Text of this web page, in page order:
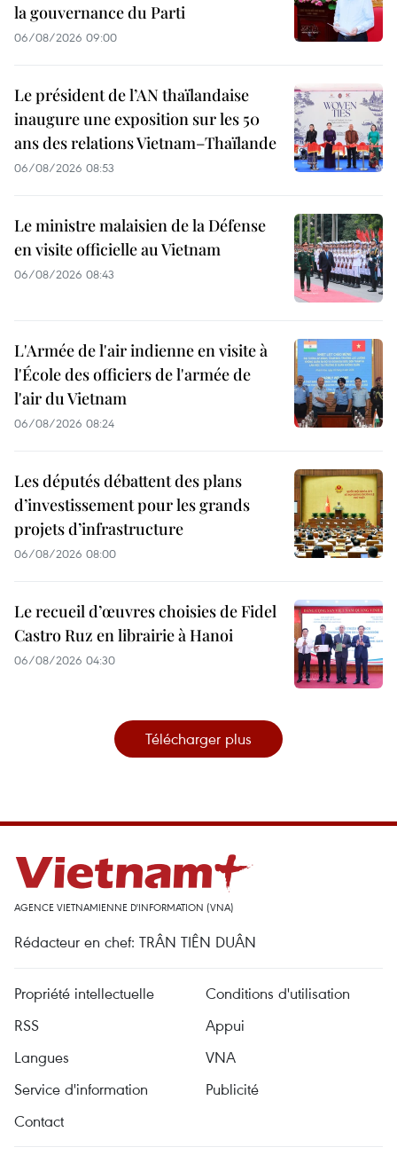
la gouvernance du Parti
06/08/2026 09:00
Le président de l’AN thaïlandaise
inaugure une exposition sur les 50
ans des relations Vietnam–Thaïlande
06/08/2026 08:53
Le ministre malaisien de la Défense
en visite officielle au Vietnam
06/08/2026 08:43
L'Armée de l'air indienne en visite à
l'École des officiers de l'armée de
l'air du Vietnam
06/08/2026 08:24
Les députés débattent des plans
d’investissement pour les grands
projets d’infrastructure
06/08/2026 08:00
Le recueil d’œuvres choisies de Fidel
Castro Ruz en librairie à Hanoi
06/08/2026 04:30
Télécharger plus
AGENCE VIETNAMIENNE D'INFORMATION (VNA)
Rédacteur en chef: TRÂN TIÊN DUÂN
Propriété intellectuelle
Conditions d'utilisation
RSS
Appui
Langues
VNA
Service d'information
Publicité
Contact